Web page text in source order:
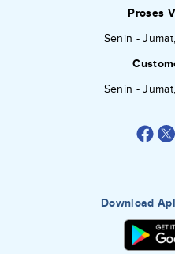
Proses
Senin -
Senin -
Download